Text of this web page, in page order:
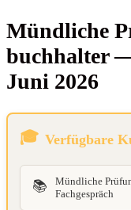
Münd­li­che
buch­hal­ter
Juni 2026
Verfügbare
📚
Mündliche
Fachgespräch